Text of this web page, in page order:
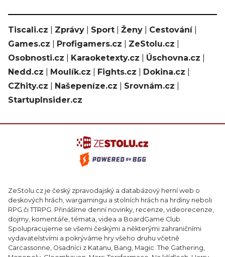
Tiscali.cz Zprávy Sport Ženy Cestování|
Games.cz
Profigamers.cz ZeStolu.cz
Osobnosti.cz
Karaoketexty.cz Úschovna.cz
Nedd.cz
Moulík.cz Fights.cz Dokina.cz
CZhity.cz
Našepeníze.cz Srovnám.cz
StartupInsider.cz
ZeStolu.cz je český zpravodajský a databázový herní web o
deskových hrách, wargamingu a stolních hrách na hrdiny neboli
RPG či TTRPG. Přinášíme denní novinky, recenze, videorecenze,
dojmy, komentáře, témata, videa a BoardGame Club.
Spolupracujeme se všemi českými a některými zahraničními
vydavatelstvími a pokrýváme hry všeho druhu včetně
Carcassonne, Osadníci z Katanu, Bang, Magic: The Gathering,